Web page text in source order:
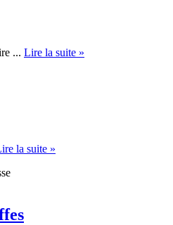
... Lire la suite »
la suite »